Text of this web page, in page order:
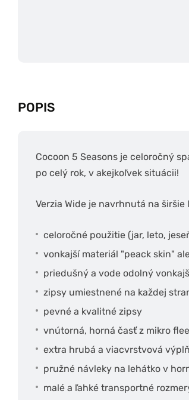
POPIS
Cocoon 5 Seasons je celoročný
po celý rok, v akejkoľvek situácii!
Verzia Wide je navrhnutá na
celoročné použitie (jar, leto,
vonkajší materiál "peack skin"
priedušný a vode odolný
zipsy umiestnené na každej
pevné a kvalitné zipsy
vnútorná, horná časť z mikro
extra hrubá a viacvrstvová
pružné návleky na lehátko v
malé a ľahké transportné